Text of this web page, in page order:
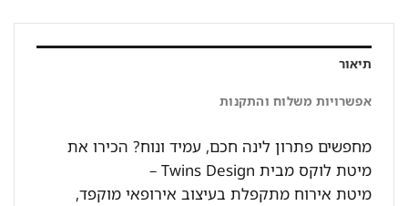
תיאור
אפשרויות משלוח והתקנות
מחפשים פתרון לינה חכם, עמיד ונוח? הכירו את
מיטת לוקס מבית Twins Design –
מיטת אירוח מתקפלת בעיצוב אירופאי מוקפד,